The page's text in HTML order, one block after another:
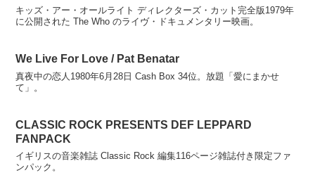
キッズ・アー・オールライト ディレクターズ・カット完全版1979年
に公開された The Who のライヴ・ドキュメンタリー映画。
We Live For Love / Pat Benatar
真夜中の恋人1980年6月28日 Cash Box 34位。放題「愛にまかせ
て」。
CLASSIC ROCK PRESENTS DEF LEPPARD
FANPACK
イギリスの音楽雑誌 Classic Rock 編集116ページ雑誌付き限定ファ
ンパック。